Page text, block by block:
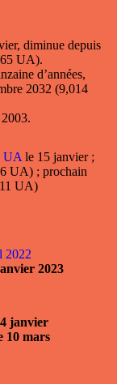
diminue depuis
UA).
d’années,
2032 (9,014
UA le 15 janvier ;
UA) ; prochain
UA)
2022
2023
janvier
10 mars